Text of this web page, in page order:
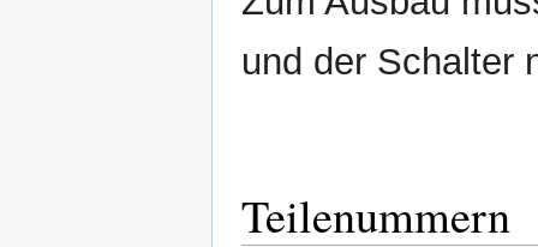
und der Schalter
Teilenummern